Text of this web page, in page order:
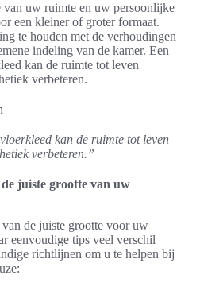
uw ruimte en uw persoonlijke
een kleiner of groter formaat.
te houden met de verhoudingen
indeling van de kamer. Een
kan de ruimte tot leven
verbeteren.
kan de ruimte tot leven
verbeteren.”
juiste grootte van uw
de juiste grootte voor uw
eenvoudige tips veel verschil
richtlijnen om u te helpen bij